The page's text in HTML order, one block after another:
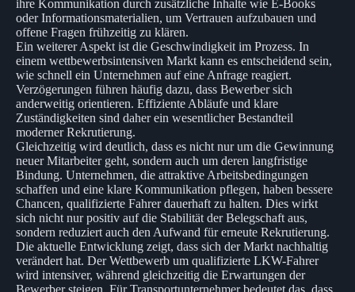
ihre Kommunikation durch zusätzliche Inhalte wie E-Books
oder Informationsmaterialien, um Vertrauen aufzubauen und
offene Fragen frühzeitig zu klären.
Ein weiterer Aspekt ist die Geschwindigkeit im Prozess. In
einem wettbewerbsintensiven Markt kann es entscheidend sein,
wie schnell ein Unternehmen auf eine Anfrage reagiert.
Verzögerungen führen häufig dazu, dass Bewerber sich
anderweitig orientieren. Effiziente Abläufe und klare
Zuständigkeiten sind daher ein wesentlicher Bestandteil
moderner Rekrutierung.
Gleichzeitig wird deutlich, dass es nicht nur um die Gewinnung
neuer Mitarbeiter geht, sondern auch um deren langfristige
Bindung. Unternehmen, die attraktive Arbeitsbedingungen
schaffen und eine klare Kommunikation pflegen, haben bessere
Chancen, qualifizierte Fahrer dauerhaft zu halten. Dies wirkt
sich nicht nur positiv auf die Stabilität der Belegschaft aus,
sondern reduziert auch den Aufwand für erneute Rekrutierung.
Die aktuelle Entwicklung zeigt, dass sich der Markt nachhaltig
verändert hat. Der Wettbewerb um qualifizierte LKW-Fahrer
wird intensiver, während gleichzeitig die Erwartungen der